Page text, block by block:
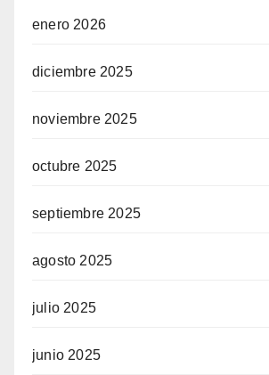
enero 2026
diciembre 2025
noviembre 2025
octubre 2025
septiembre 2025
agosto 2025
julio 2025
junio 2025